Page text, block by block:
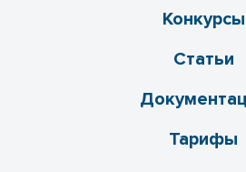
Конкурсы
Статьи
Тарифы